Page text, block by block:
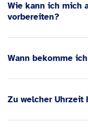
Wie kann ich mich
vorbereiten?
Wann bekomme
Zu welcher Uhrzeit